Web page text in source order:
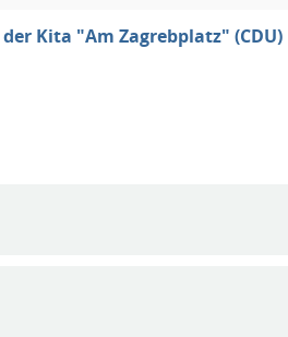
Kita "Am Zagrebplatz" (CDU)